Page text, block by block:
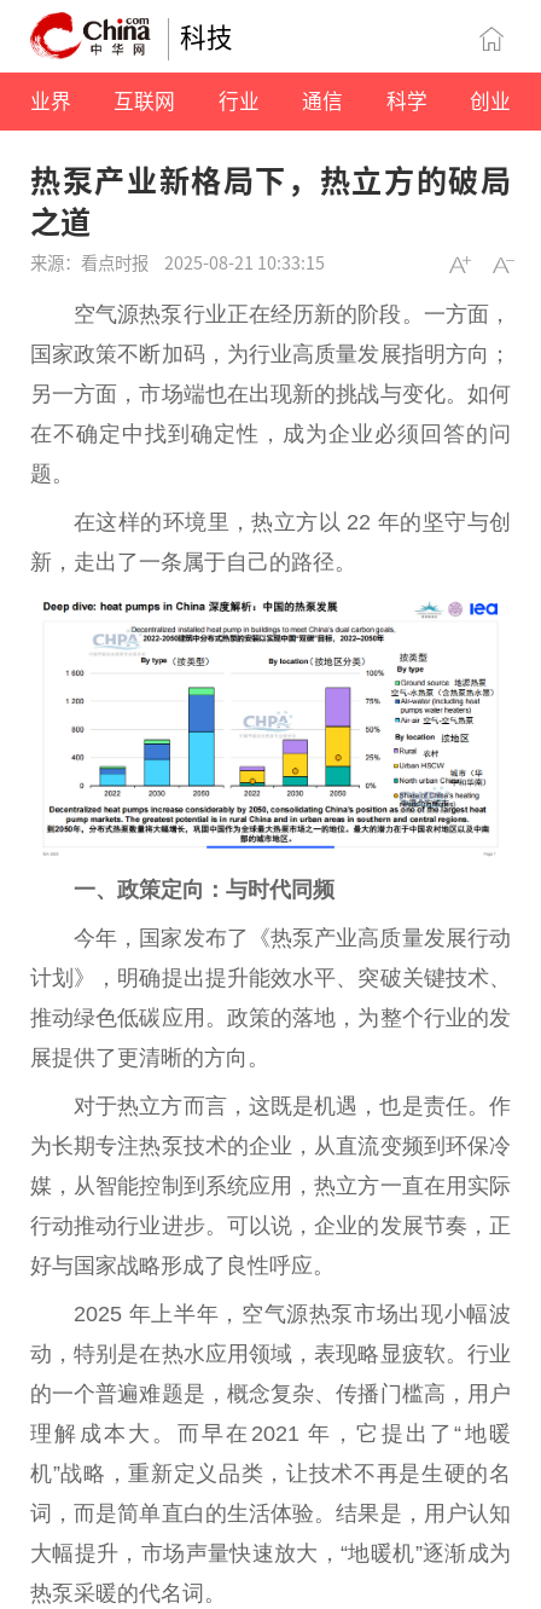
科技
业界 互联网 行业 通信 科学 创业
热泵产业新格局下，热立方的破局
之道
来源：看点时报 2025-08-21 10:33:15
空气源热泵行业正在经历新的阶段。一方面，
国家政策不断加码，为行业高质量发展指明方向；
另一方面，市场端也在出现新的挑战与变化。如何
在不确定中找到确定性 ，成为企业必须回答的问
题。
在这样的环境里，热立方以 22 年的坚守与创
新，走出了一条属于自己的路径。
一、政策定向：与时代同频
今年， 国家发布了《热泵产业高质量发展行动
计划》，明确提出提升能效水平、突破关键技术、
推动绿色低碳应用。政策的落地，为整个行业的发
展提供了更清晰的方向。
对于热立方而言，这既是机遇，也是责任。作
为长期专注热泵技术的企业，从直流变频到环保冷
媒，从智能控制到系统应用，热立方一直在用实际
行动推动行业进步。可以说，企业的发展节奏，正
好与国家战略形成了良性呼应。
2025 年上半年，空气源热泵市场出现小幅波
动，特别是在热水应用领域，表现略显疲软。行业
的一个普遍难题是，概念复杂、传播门槛高，用户
理解成本大。而早在2021 年，它 提出 了“地暖
机”战略，重新定义品类，让技术不再是生硬的名
词，而是简单直白的生活体验。结果是，用户认知
大幅提升，市场声量快速放大，“地暖机”逐渐成为
热泵采暖的代名词。